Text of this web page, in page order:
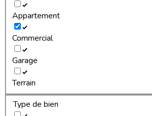
Appartement
Commercial
Garage
Terrain
Type de bien